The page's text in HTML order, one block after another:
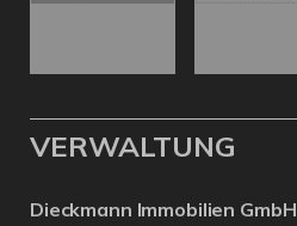
VERWALTUNG
Dieckmann Immobilien GmbH